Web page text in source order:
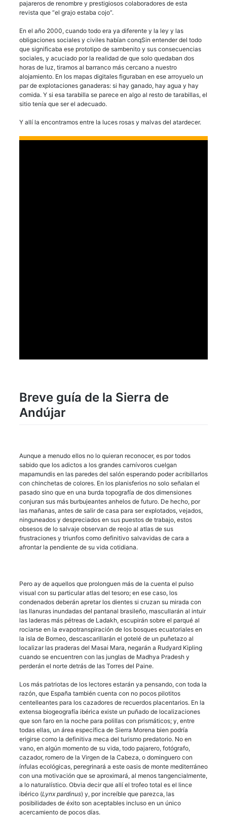
pajareros de renombre y prestigiosos colaboradores de esta
revista que “el grajo estaba cojo”.
En el año 2000, cuando todo era ya diferente y la ley y las
obligaciones sociales y civiles habían conqSin entender del todo
que significaba ese prototipo de sambenito y sus consecuencias
sociales, y acuciado por la realidad de que solo quedaban dos
horas de luz, tiramos al barranco más cercano a nuestro
alojamiento. En los mapas digitales figuraban en ese arroyuelo un
par de explotaciones ganaderas: si hay ganado, hay agua y hay
comida. Y si esa tarabilla se parece en algo al resto de tarabillas, el
sitio tenía que ser el adecuado.
Y allí la encontramos entre la luces rosas y malvas del atardecer.
Breve guía de la Sierra de
Andújar
Aunque a menudo ellos no lo quieran reconocer, es por todos
sabido que los adictos a los grandes carnívoros cuelgan
mapamundis en las paredes del salón esperando poder acribillarlos
con chinchetas de colores. En los planisferios no solo señalan el
pasado sino que en una burda topografía de dos dimensiones
conjuran sus más burbujeantes anhelos de futuro. De hecho, por
las mañanas, antes de salir de casa para ser explotados, vejados,
ninguneados y despreciados en sus puestos de trabajo, estos
obsesos de lo salvaje observan de reojo al atlas de sus
frustraciones y triunfos como definitivo salvavidas de cara a
afrontar la pendiente de su vida cotidiana.
Pero ay de aquellos que prolonguen más de la cuenta el pulso
visual con su particular atlas del tesoro; en ese caso, los
condenados deberán apretar los dientes si cruzan su mirada con
las llanuras inundadas del pantanal brasileño, mascullarán al intuir
las laderas más pétreas de Ladakh, escupirán sobre el parqué al
rociarse en la evapotranspiración de los bosques ecuatoriales en
la isla de Borneo, descascarillarán el gotelé de un puñetazo al
localizar las praderas del Masai Mara, negarán a Rudyard Kipling
cuando se encuentren con las junglas de Madhya Pradesh y
perderán el norte detrás de las Torres del Paine.
Los más patriotas de los lectores estarán ya pensando, con toda la
razón, que España también cuenta con no pocos pilotitos
centelleantes para los cazadores de recuerdos placentarios. En la
extensa biogeografía ibérica existe un puñado de localizaciones
que son faro en la noche para polillas con prismáticos; y, entre
todas ellas, un área específica de Sierra Morena bien podría
erigirse como la definitiva meca del turismo predatorio. No en
vano, en algún momento de su vida, todo pajarero, fotógrafo,
cazador, romero de la Virgen de la Cabeza, o dominguero con
ínfulas ecológicas, peregrinará a este oasis de monte mediterráneo
con una motivación que se aproximará, al menos tangencialmente,
a lo naturalístico. Obvia decir que allí el trofeo total es el lince
ibérico (Lynx pardinus) y, por increíble que parezca, las
posibilidades de éxito son aceptables incluso en un único
acercamiento de pocos días.